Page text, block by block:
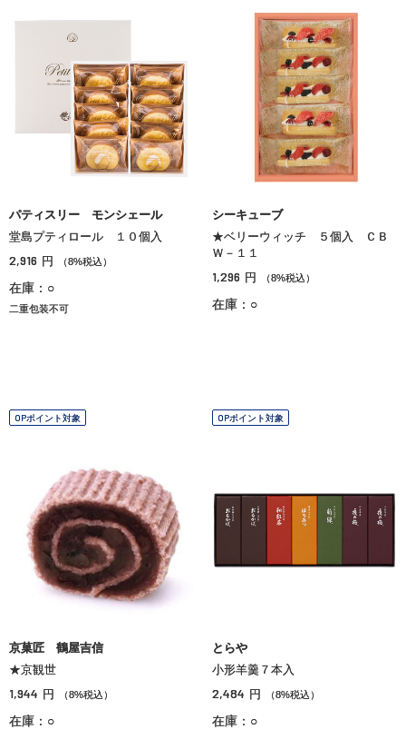
パティスリー モンシェール
堂島プティロール １０個入
2,916 円 （8%税込）
在庫：○
二重包装不可
シーキューブ
★ベリーウィッチ ５個入 ＣＢ
Ｗ－１１
1,296 円 （8%税込）
在庫：○
OPポイント対象
京菓匠 鶴屋吉信
★京観世
1,944 円 （8%税込）
在庫：○
OPポイント対象
とらや
小形羊羹７本入
2,484 円 （8%税込）
在庫：○